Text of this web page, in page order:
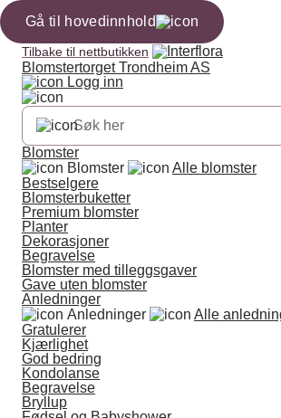
Gå til hovedinnhold
Tilbake til nettbutikken
Blomstertorget Trondheim AS
Logg inn
Blomster
Blomster
Alle blomster
Bestselgere
Blomsterbuketter
Premium blomster
Planter
Dekorasjoner
Begravelse
Blomster med tilleggsgaver
Gave uten blomster
Anledninger
Anledninger
Alle
Gratulerer
Kjærlighet
God bedring
Kondolanse
Begravelse
Bryllup